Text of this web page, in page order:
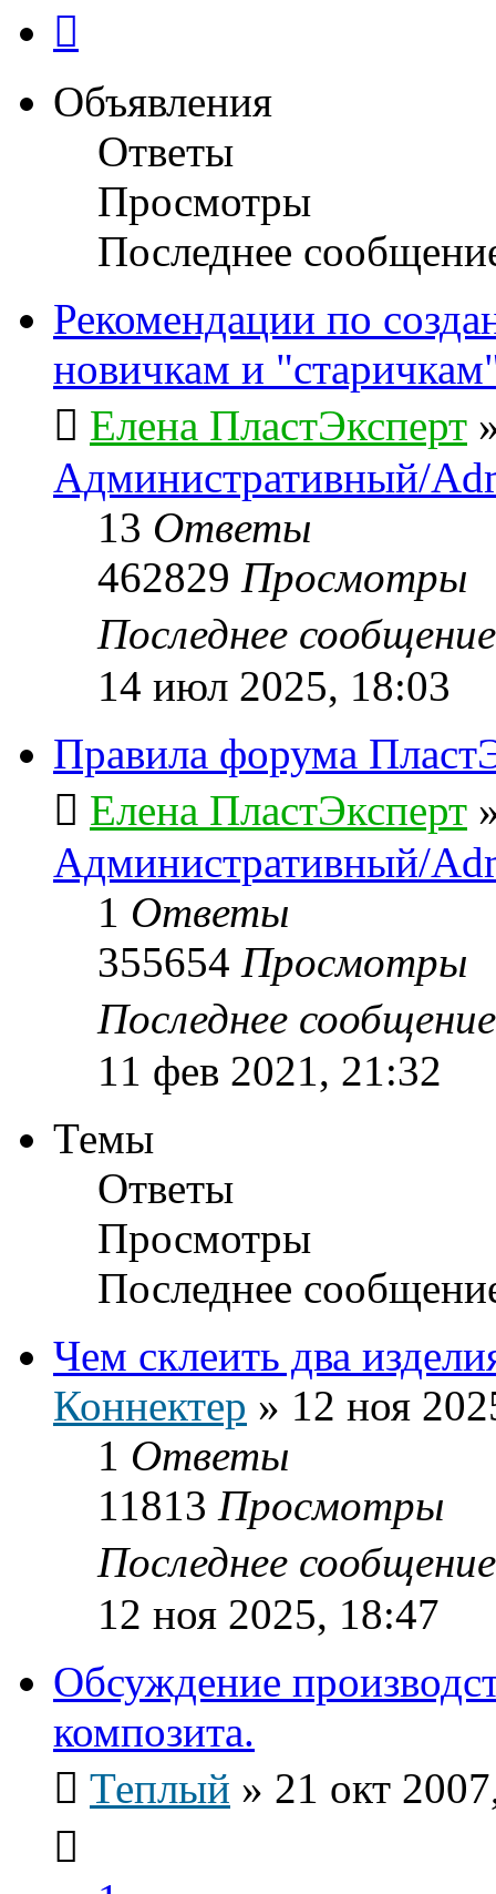
Объявления
Ответы
Просмотры
Последнее
Рекомендации по
новичкам и
Елена ПластЭксперт
Административный/
13 Ответы
462829 Просмотры
Последнее
14 июл 2025, 18:03
Правила форума
Елена ПластЭксперт
Административный/
1 Ответы
355654 Просмотры
Последнее
11 фев 2021, 21:32
Темы
Ответы
Просмотры
Последнее
Чем склеить два
Коннектер » 12 ноя
1 Ответы
11813 Просмотры
Последнее
12 ноя 2025, 18:47
Обсуждение
композита.
Теплый » 21 окт